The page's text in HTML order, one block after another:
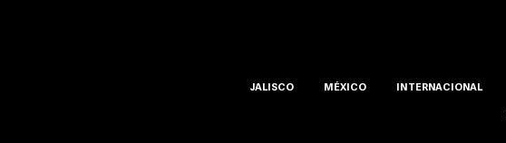
JALISCO MÉXICO INTERNACIONAL